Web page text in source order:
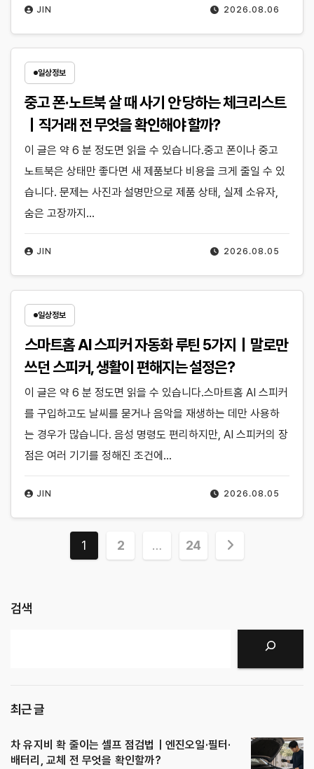
2026.08.06
JIN
일상정보
중고 폰·노트북 살 때 사기 안 당하는 체크리스트
｜직거래 전 무엇을 확인해야 할까?
2026.08.05
JIN
이 글은 약 6 분 정도면 읽을 수 있습니다.중고 폰이나 중고
노트북은 상태만 좋다면 새 제품보다 비용을 크게 줄일 수 있
습니다. 문제는 사진과 설명만으로 제품 상태, 실제 소유자,
숨은 고장까지…
일상정보
스마트홈 AI 스피커 자동화 루틴 5가지｜말로만
쓰던 스피커, 생활이 편해지는 설정은?
2026.08.05
JIN
이 글은 약 6 분 정도면 읽을 수 있습니다.스마트홈 AI 스피커
를 구입하고도 날씨를 묻거나 음악을 재생하는 데만 사용하
는 경우가 많습니다. 음성 명령도 편리하지만, AI 스피커의 장
점은 여러 기기를 정해진 조건에…
글1 2 … 24
검색
최근 글
차 유지비 확 줄이는 셀프 점검법｜엔진오일·필터·
배터리, 교체 전 무엇을 확인할까?